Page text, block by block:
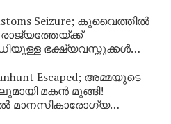
Seizure; കുവൈത്തിൽ
ഭക്ഷ്യവസ്തുക്കൾ
Escaped; അമ്മയുടെ
മകൻ മുങ്ങി!
മാനസികാരോഗ്യ